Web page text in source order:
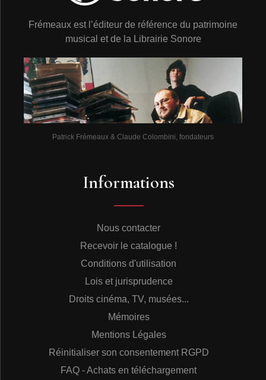
Frémeaux est l’éditeur de référence du patrimoine
musical et de la Librairie Sonore
Patrick Frémeaux & Claude Colombini, fondateurs
Informations
Nous contacter
Recevoir le catalogue !
Conditions d'utilisation
Lois et jurisprudence
Droits cinéma, TV, musées...
Mémoires
Mentions Légales
Réinitialiser son consentement RGPD
FAQ - Achats en téléchargement